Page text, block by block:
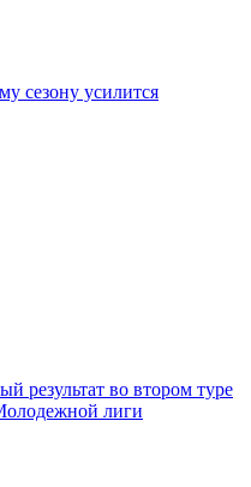
сезону усилится
результат во втором туре
лиги